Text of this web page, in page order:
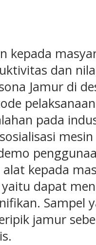
kepada
dan
Jamur di
pada
kepada
dapat
Sampel
jamur